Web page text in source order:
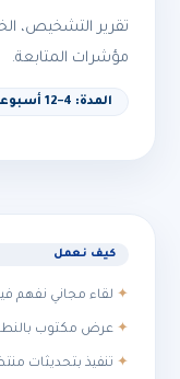
تقرير التشخيص،
مؤشرات المتابعة.
المدة: 4–12 أسبوعاً حسب النطاق
كيف نعمل
لقاء مجاني نفهم
عرض مكتوب
تنفيذ بتحديثات